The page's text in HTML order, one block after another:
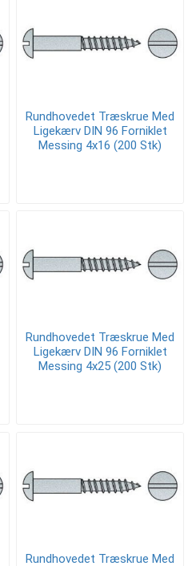
Rundhovedet Træskrue Med
Ligekærv DIN 96 Forniklet
Messing 4x16 (200 Stk)
Rundhovedet Træskrue Med
Ligekærv DIN 96 Forniklet
Messing 4x25 (200 Stk)
Rundhovedet Træskrue Med